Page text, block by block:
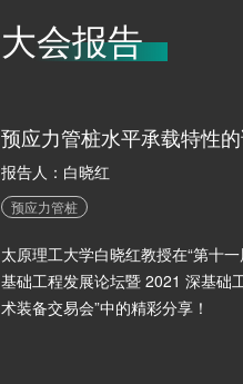
大会报告
报告人：白晓红
预应力管桩
太原理工大学白晓红教授在“第十
基础工程发展论坛暨 2021 深基础
术装备交易会”中的精彩分享！